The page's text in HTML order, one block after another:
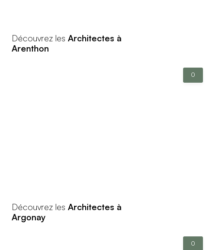
Découvrez les Architectes à
Arenthon
0
Découvrez les Architectes à
Argonay
0